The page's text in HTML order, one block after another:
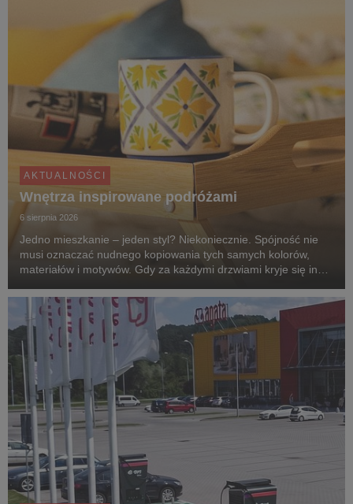
AKTUALNOŚCI
Wnętrza inspirowane podróżami
6 sierpnia 2026
Jedno mieszkanie – jeden styl? Niekoniecznie. Spójność nie
musi oznaczać nudnego kopiowania tych samych kolorów,
materiałów i motywów. Gdy za każdymi drzwiami kryje się inny
po różnych zakątkach świata. Zgodnie z...